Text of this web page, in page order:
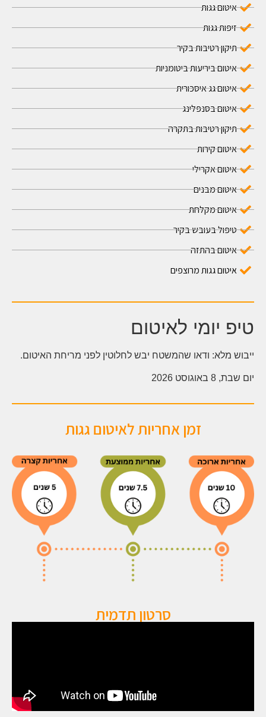
איטום גגות
זיפות גגות
תיקון רטיבות בקיר
איטום ביריעות ביטומניות
איטום גג איסכורית
איטום בסנפלינג
תיקון רטיבות בתקרה
איטום קירות
איטום אקרילי
איטום מבנים
איטום מקלחת
טיפול בעובש בקיר
איטום בהתזה
איטום גגות מרוצפים
טיפ יומי לאיטום
ייבוש מלא: ודאו שהמשטח יבש לחלוטין לפני מריחת האיטום.
יום שבת, 8 באוגוסט 2026
זמן אחריות לאיטום גגות
סרטון תדמית